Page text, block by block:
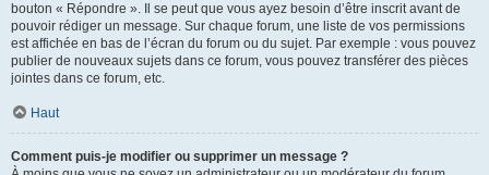
bouton « Répondre ». Il se peut que vous ayez besoin d’être inscrit avant de
pouvoir rédiger un message. Sur chaque forum, une liste de vos permissions
est affichée en bas de l’écran du forum ou du sujet. Par exemple : vous pouvez
publier de nouveaux sujets dans ce forum, vous pouvez transférer des pièces
jointes dans ce forum, etc.
Haut
Comment puis-je modifier ou supprimer un message ?